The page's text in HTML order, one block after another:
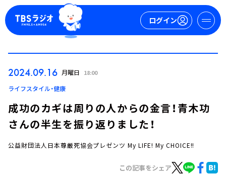
ログイン
ログイン
2024.09.16 月曜日 18:00
ライフスタイル・健康
成功のカギは周りの人からの金言！青木功
さんの半生を振り返りました！
公益財団法人日本尊厳死協会プレゼンツ My LIFE! My CHOICE!!
この記事をシェア